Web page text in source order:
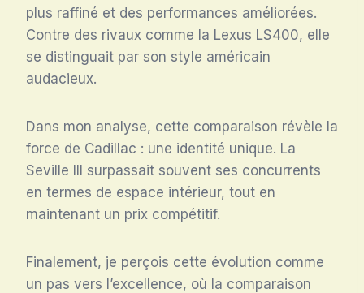
plus raffiné et des performances améliorées.
Contre des rivaux comme la Lexus LS400, elle
se distinguait par son style américain
audacieux.
Dans mon analyse, cette comparaison révèle la
force de Cadillac : une identité unique. La
Seville III surpassait souvent ses concurrents
en termes de espace intérieur, tout en
maintenant un prix compétitif.
Finalement, je perçois cette évolution comme
un pas vers l’excellence, où la comparaison